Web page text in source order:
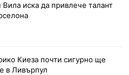
Вила иска да привлече талант
Киеза почти сигурно ще
в Ливърпул